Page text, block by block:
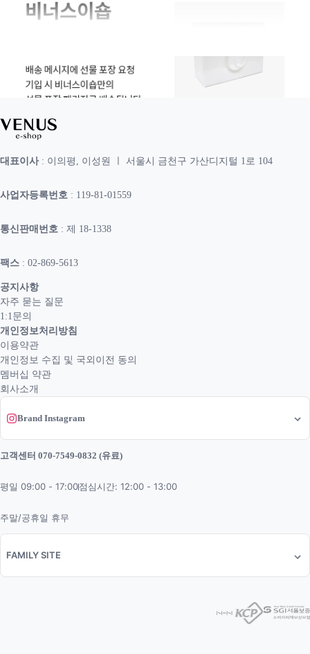
대표이사: 이의평, 이성원 ㅣ 서울시 금천구 가산디지털 1로 104
사업자등록번호 : 119-81-01559
통신판매번호 : 제 18-1338
팩스 : 02-869-5613
공지사항
자주 묻는 질문
1:1문의
개인정보처리방침
이용약관
개인정보 수집 및 국외이전 동의
멤버십 약관
회사소개
Brand Instagram
고객센터 070-7549-0832 (유료)
평일 09:00 - 17:00점심시간: 12:00 - 13:00
주말/공휴일 휴무
FAMILY SITE